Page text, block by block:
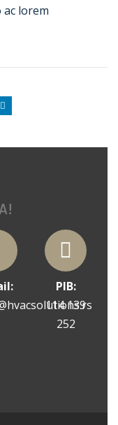
lorem
PIB:
114 139
252